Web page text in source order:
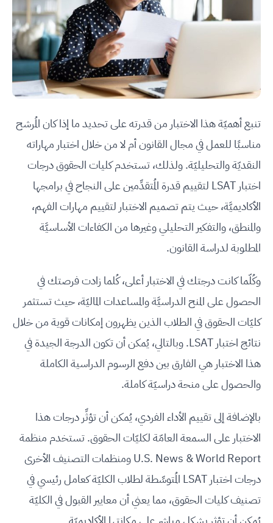
تنبع أهميّة هذا الاختبار من قدرته على تحديد ما إذا كان المُرشح
مناسبًا للعمل في مجال القانون أم لا من خلال اختبار مهاراته
النقديّة والتحليليّة. ولذلك، تستخدم كليات الحقوق درجات
اختبار LSAT لتقييم قدرة المُتقدِّمين على النجاح في برامجها
الأكاديميَّة، حيث يتم تصميم الاختبار لتقييم مهارات الفهم،
والمنطق، والتفكير التحليلي وغيرها من الكفاءات الأساسيَّة
المطلوبة لدراسة القانون.
وكُلّما كانت درجتك في الاختبار أعلى، كُلما زادت فرصتك في
الحصول على المنح الدراسيَّة والمساعدات الماليّة، حيث تستثمر
كليّات الحقوق في الطلاب الذين يظهرون إمكانات قوية من خلال
نتائج اختبار LSAT. وبالتالي، يُمكن أن تكون الدرجة الجيدة في
هذا الاختبار هي الفارق بين دفع الرسوم الدراسية الكاملة
والحصول على منحة دراسيّة كاملة.
بالإضافة إلى تقييم الأداء الفردي، يُمكن أن تؤثِّر درجات هذا
الاختبار على السمعة العامّة لكليّات الحقوق. تستخدم منظمة
U.S. News & World Report ومنظمات التصنيف الأخرى
درجات اختبار LSAT المُتوسِّطة لطلاب الكليّة كعامل رئيسي في
تصنيف كليات الحقوق، مما يعني أن معايير القبول في الكليّة